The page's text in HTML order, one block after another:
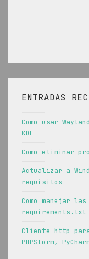
ENTRADAS
Como usar
KDE
Como eliminar
Actualizar a
requisitos
Como manejar
requirements.txt
Cliente http
PHPStorm,